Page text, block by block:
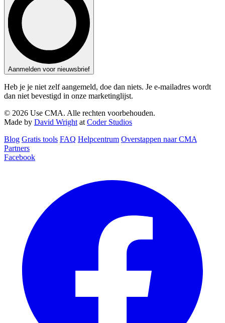
Aanmelden voor nieuwsbrief
Heb je je niet zelf aangemeld, doe dan niets. Je e-mailadres wordt
dan niet bevestigd in onze marketinglijst.
© 2026 Use CMA. Alle rechten voorbehouden.
Made by David Wright at Coder Studios
Blog‎ Gratis tools FAQ Helpcentrum Overstappen naar CMA
Partners
Facebook